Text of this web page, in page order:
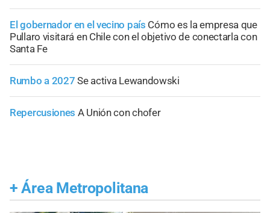
El gobernador en el vecino país Cómo es la empresa que
Pullaro visitará en Chile con el objetivo de conectarla con
Santa Fe
Rumbo a 2027 Se activa Lewandowski
Repercusiones A Unión con chofer
+ Área Metropolitana